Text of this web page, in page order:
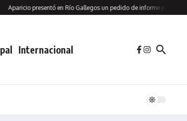
presentó en Río Gallegos un pedido de informe por la Cuota
Internacional